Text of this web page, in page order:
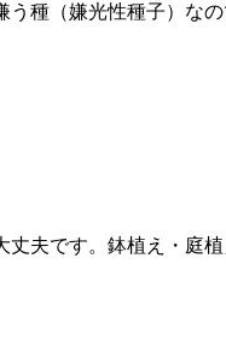
う種（嫌光性種子）な
丈夫です。鉢植え・庭